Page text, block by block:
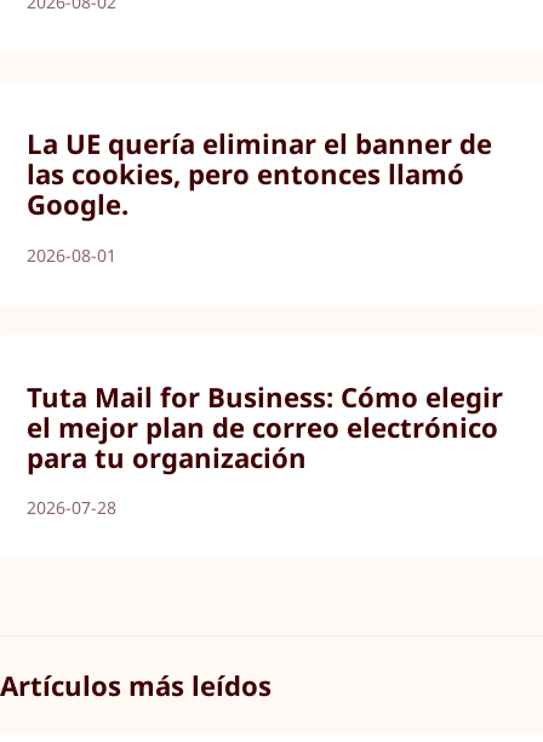
La UE quería eliminar el banner de
las cookies, pero entonces llamó
Google.
2026-08-01
Tuta Mail for Business: Cómo elegir
el mejor plan de correo electrónico
para tu organización
2026-07-28
Artículos más leídos